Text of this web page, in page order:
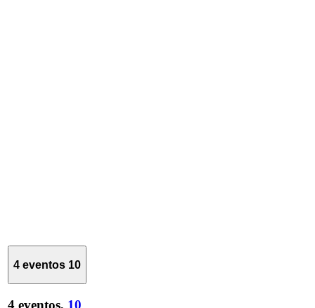
4 eventos 10
4 eventos, 10